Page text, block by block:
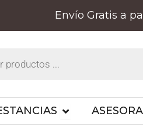
Envío Gratis a
OPEN